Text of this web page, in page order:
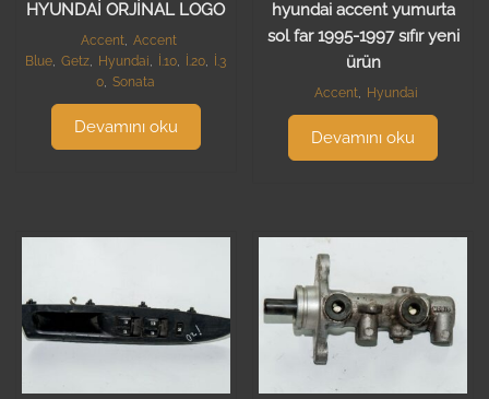
HYUNDAİ ORJİNAL LOGO
Accent, Accent
Blue, Getz, Hyundai, İ.10, İ.20,
İ.3
0, Sonata
Devamını oku
hyundai accent yumurta
sol far 1995-1997 sıfır yeni
ürün
Accent, Hyundai
Devamını oku